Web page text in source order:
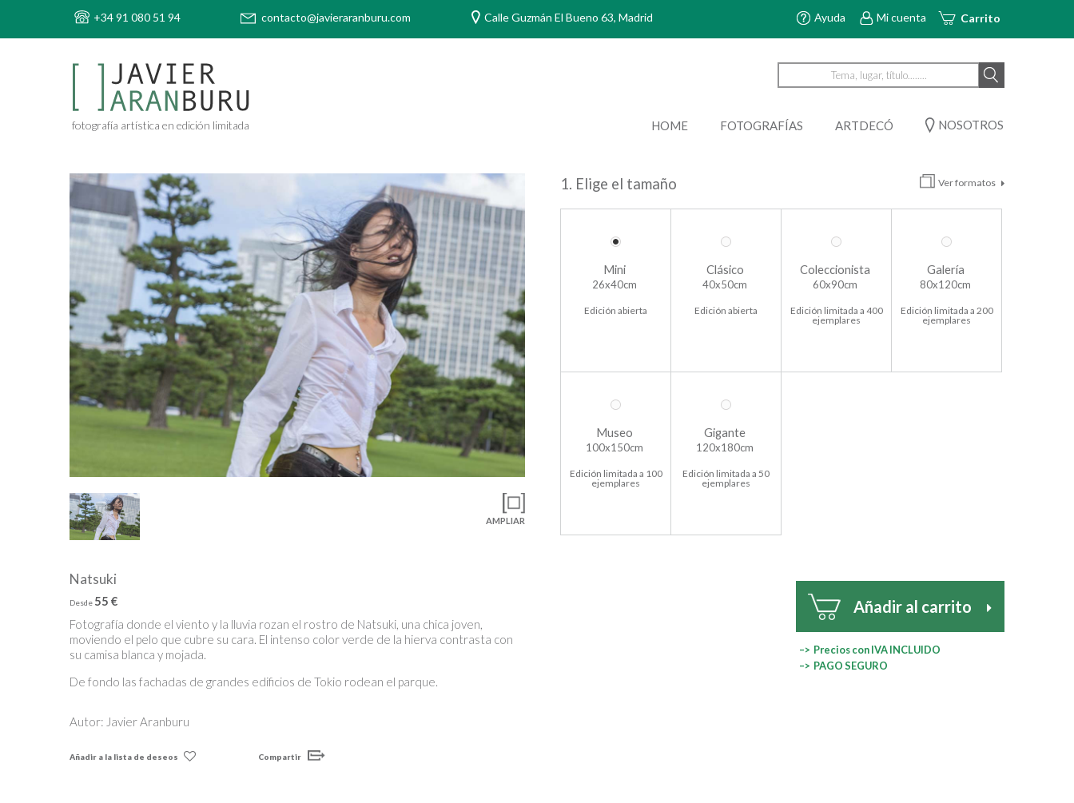
Carrito
Mi cuenta
Ayuda
+34 91 080 51 94 contacto@javieraranburu.com Calle Guzmán El Bueno 63, Madrid
fotografía artística en edición limitada NOSOTROS
ARTDECÓ
FOTOGRAFÍAS
HOME
AMPLIAR
Natsuki
Desde 55 €
Fotografía donde el viento y la lluvia rozan el rostro de Natsuki, una chica joven,
moviendo el pelo que cubre su cara. El intenso color verde de la hierva contrasta con
su camisa blanca y mojada.
De fondo las fachadas de grandes edificios de Tokio rodean el parque.
Autor: Javier Aranburu
Añadir a la lista de deseos Compartir
Ver formatos
1. Elige el tamaño
Mini
26x40cm
Edición abierta
Clásico
40x50cm
Edición abierta
Coleccionista
60x90cm
Edición limitada a 400
ejemplares
Galería
80x120cm
Edición limitada a 200
ejemplares
Museo
100x150cm
Edición limitada a 100
ejemplares
Gigante
120x180cm
Edición limitada a 50
ejemplares
Añadir al carrito
–> Precios con IVA INCLUIDO
–> PAGO SEGURO